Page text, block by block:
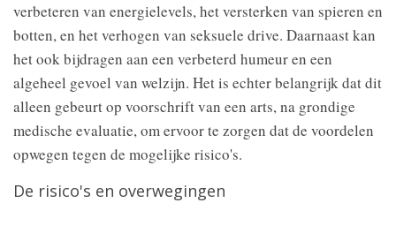
verbeteren van energielevels, het versterken van spieren en
botten, en het verhogen van seksuele drive. Daarnaast kan
het ook bijdragen aan een verbeterd humeur en een
algeheel gevoel van welzijn. Het is echter belangrijk dat dit
alleen gebeurt op voorschrift van een arts, na grondige
medische evaluatie, om ervoor te zorgen dat de voordelen
opwegen tegen de mogelijke risico's.
De risico's en overwegingen